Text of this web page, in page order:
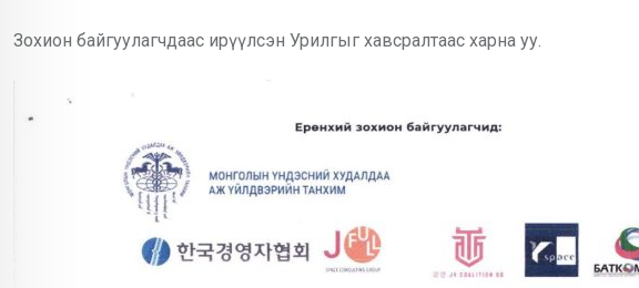
Зохион байгуулагчдаас ирүүлсэн Урилгыг хавсралтаас харна уу.